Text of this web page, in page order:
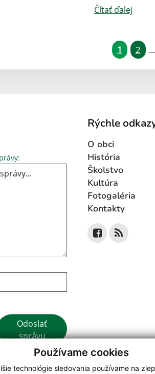
Používame cookies
technológie sledovania používame na
Čítať ďalej
1 2 ...
Text vašej správy...
reCaptcha Response
Odoslať
správu
Rýchle
O obci
História
Školstvo
Kultúra
Fotogaléria
Kontakty